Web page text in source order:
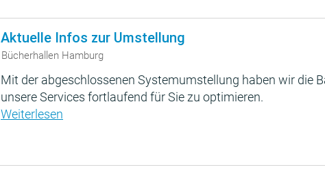
Aktuelle Infos zur Umstellung
Bücherhallen Hamburg
Mit der abgeschlossenen Systemumstellung haben wir die
unsere Services fortlaufend für Sie zu optimieren.
Weiterlesen